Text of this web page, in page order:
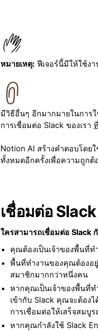
หมายเหตุ: ฟีเจอร์นี้มีให้ใช้ง
มีวิธีอื่นๆ อีกมากมายในการ
การเชื่อมต่อ Slack ของเรา
Notion AI สร้างคำตอบโดย
ทั้งหมดอีกครั้งเพื่อความถูกต้
เชื่อมต่อ
ใครสามารถเชื่อมต่อ Slack
คุณต้องเป็นเจ้าของพื้นที่ท
พื้นที่ทำงานของคุณต้องอยู่
สมาชิกมากกว่าหนึ่งคน
หากคุณเป็นเจ้าของพื้นที่
เข้ากับ Slack คุณจะต้อง
การเชื่อมต่อให้เสร็จสมบู
หากคุณกำลังใช้ Slack